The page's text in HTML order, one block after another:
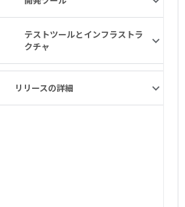
テストツールとインフラストラ
クチャ
リリースの詳細